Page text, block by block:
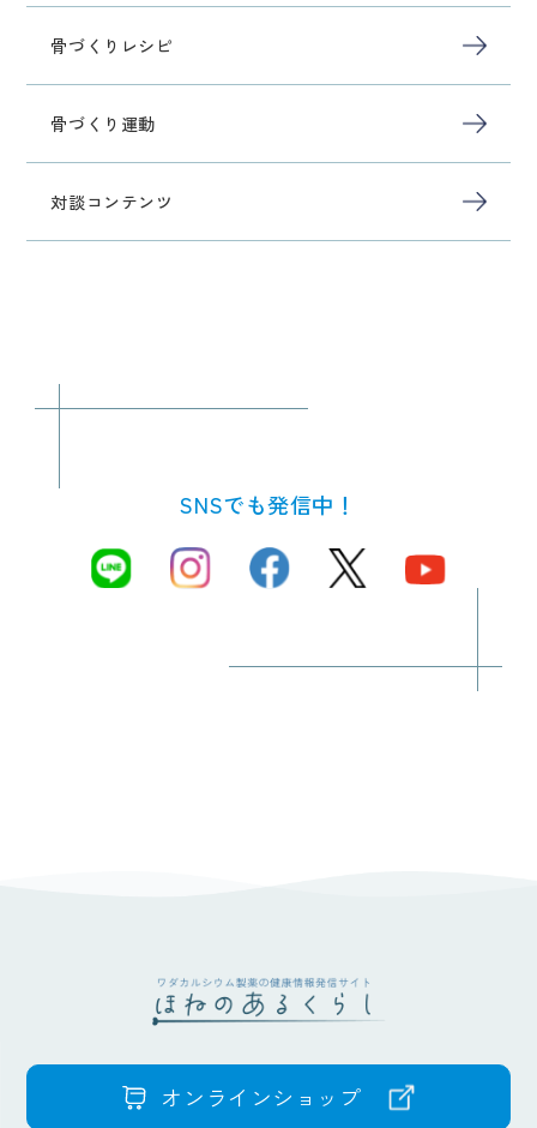
骨づくりレシピ
骨づくり運動
対談コンテンツ
SNSでも発信中！
オンラインショップ